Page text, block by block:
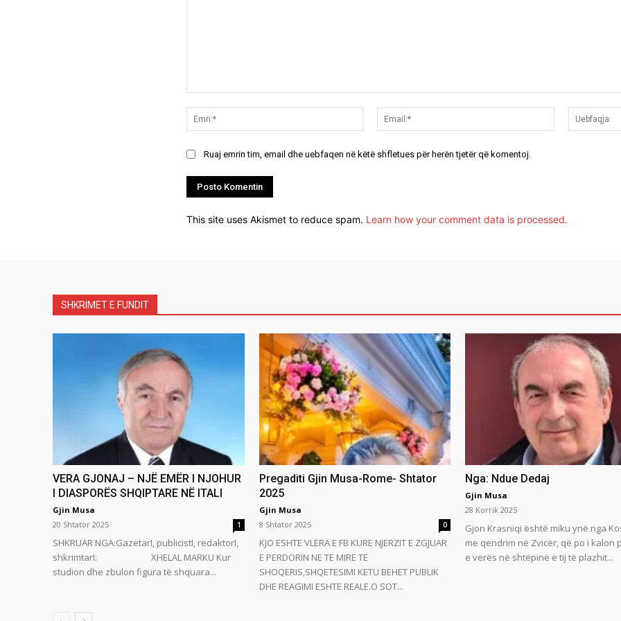
Emri:*
Email:*
Ruaj emrin tim, email dhe uebfaqen në këtë shfletues për herën tjetër që komentoj.
This site uses Akismet to reduce spam. Learn how your comment data is processed.
SHKRIMET E FUNDIT
VERA GJONAJ – NJË EMËR I NJOHUR
I DIASPORËS SHQIPTARE NË ITALI
Gjin Musa
20 Shtator 2025
1
SHKRUAR NGA:GazetarI, publicistI, redaktorI,
shkrimtarI: XHELAL MARKU Kur
studion dhe zbulon figura të shquara...
Pregaditi Gjin Musa-Rome- Shtator
2025
Gjin Musa
8 Shtator 2025
0
KJO ESHTE VLERA E FB KURE NJERZIT E ZGJUAR
E PERDORIN NE TE MIRE TE
SHOQERIS,SHQETESIMI KETU BEHET PUBLIK
DHE REAGIMI ESHTE REALE.O SOT...
Nga: Ndue Dedaj
Gjin Musa
28 Korrik 2025
Gjon Krasniqi është miku ynë nga
me qendrim në Zvicër, që po i kalon
e verës në shtëpinë e tij të plazhit...